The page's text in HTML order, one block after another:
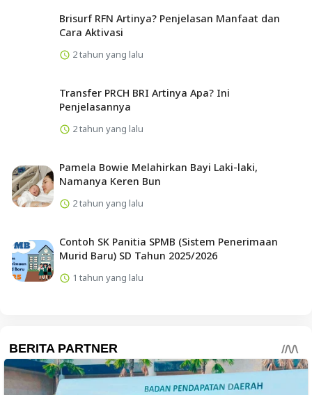
Brisurf RFN Artinya? Penjelasan Manfaat dan
Cara Aktivasi
2 tahun yang lalu
Transfer PRCH BRI Artinya Apa? Ini
Penjelasannya
2 tahun yang lalu
Pamela Bowie Melahirkan Bayi Laki-laki,
Namanya Keren Bun
2 tahun yang lalu
Contoh SK Panitia SPMB (Sistem Penerimaan
Murid Baru) SD Tahun 2025/2026
1 tahun yang lalu